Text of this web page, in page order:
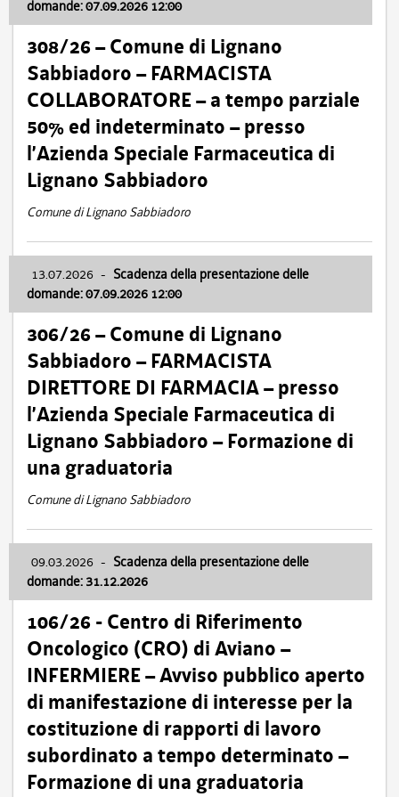
domande: 07.09.2026 12:00
308/26 – Comune di Lignano
Sabbiadoro – FARMACISTA
COLLABORATORE – a tempo parziale
50% ed indeterminato – presso
l’Azienda Speciale Farmaceutica di
Lignano Sabbiadoro
Comune di Lignano Sabbiadoro
13.07.2026 - Scadenza della presentazione delle
domande: 07.09.2026 12:00
306/26 – Comune di Lignano
Sabbiadoro – FARMACISTA
DIRETTORE DI FARMACIA – presso
l’Azienda Speciale Farmaceutica di
Lignano Sabbiadoro – Formazione di
una graduatoria
Comune di Lignano Sabbiadoro
09.03.2026 - Scadenza della presentazione delle
domande: 31.12.2026
106/26 - Centro di Riferimento
Oncologico (CRO) di Aviano –
INFERMIERE – Avviso pubblico aperto
di manifestazione di interesse per la
costituzione di rapporti di lavoro
subordinato a tempo determinato –
Formazione di una graduatoria